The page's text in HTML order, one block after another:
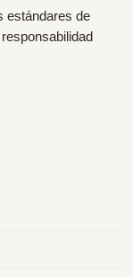
estándares de